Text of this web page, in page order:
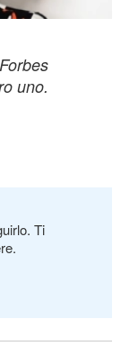
uno.
Ti